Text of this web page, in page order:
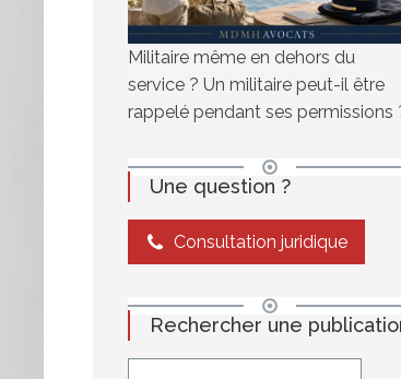
Militaire même en dehors du
service ? Un militaire peut-il être
rappelé pendant ses permissions
Une question ?
Consultation juridique
Rechercher une